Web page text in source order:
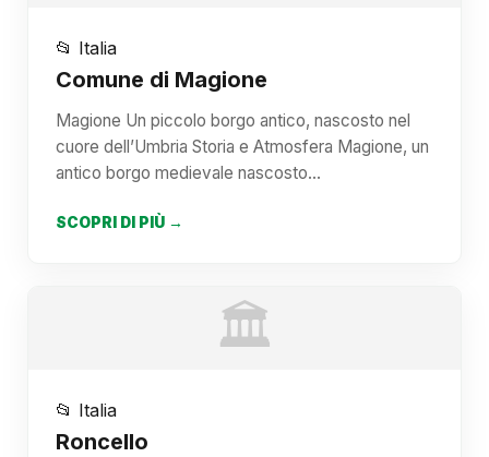
📂 Italia
Comune di Magione
Magione Un piccolo borgo antico, nascosto nel
cuore dell’Umbria Storia e Atmosfera Magione, un
antico borgo medievale nascosto…
SCOPRI DI PIÙ →
🏛️
📂 Italia
Roncello